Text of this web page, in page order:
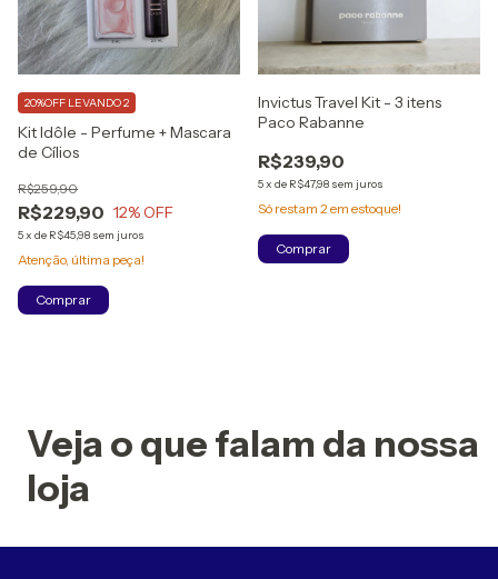
Kit Idôle - Perfume + Mascara
de Cílios
R$229,90
R$259,90
12% OFF
5x de R$45,98 sem juros
20%OFF LEVANDO 2
Atenção, última peça!
Invictus Travel Kit - 3 itens
Paco Rabanne
R$239,90
5x de R$47,98 sem juros
Só restam 2em estoque!
Veja o que falam da nossa
loja